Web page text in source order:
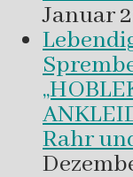
Januar
Rahr